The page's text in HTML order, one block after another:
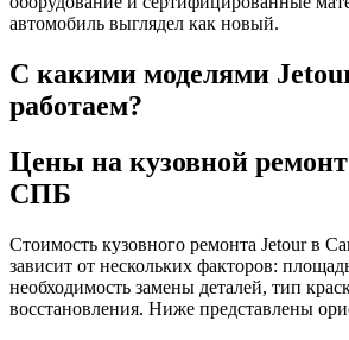
автомобиль выглядел как новый.
С какими моделями
работаем?
Цены на кузовной
СПБ
Стоимость кузовного ремонта Jetour в
зависит от нескольких факторов:
необходимость замены деталей, тип
восстановления. Ниже представлены